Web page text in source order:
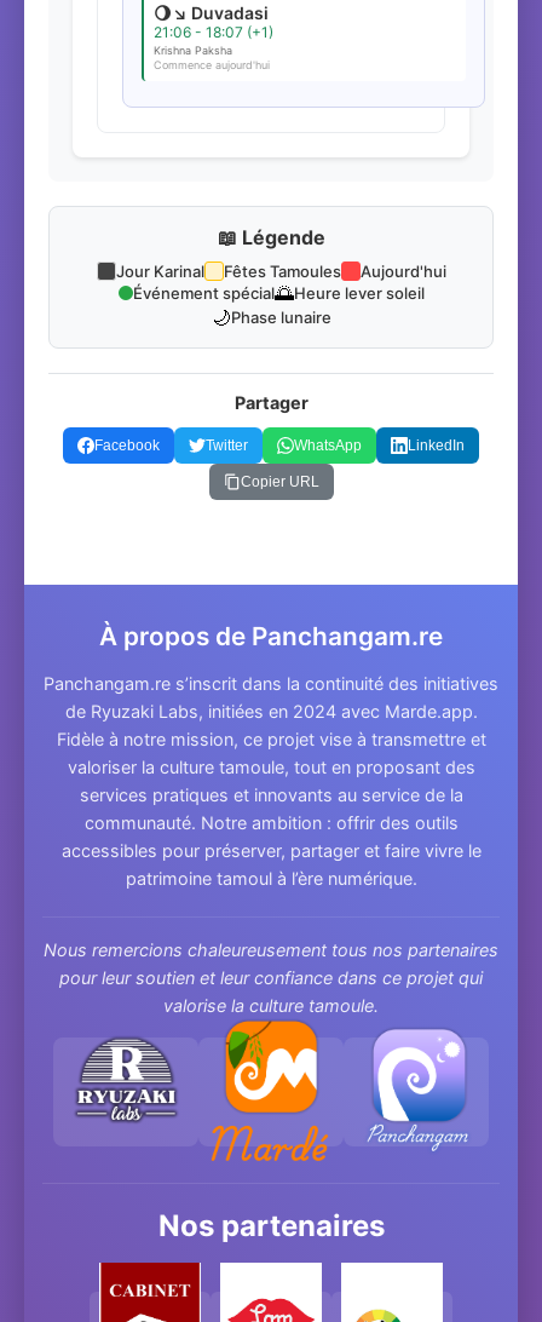
🌖↘️ Duvadasi
21:06 - 18:07 (+1)
Krishna Paksha
Commence aujourd'hui
📖 Légende
Jour Karinal Fêtes Tamoules
Aujourd'hui
Événement spécial🌅Heure lever soleil
🌙Phase lunaire
Partager
Facebook Twitter WhatsApp LinkedIn
Copier URL
À propos de Panchangam.re
Panchangam.re s’inscrit dans la continuité des initiatives
de Ryuzaki Labs, initiées en 2024 avec Marde.app.
Fidèle à notre mission, ce projet vise à transmettre et
valoriser la culture tamoule, tout en proposant des
services pratiques et innovants au service de la
communauté. Notre ambition : offrir des outils
accessibles pour préserver, partager et faire vivre le
patrimoine tamoul à l’ère numérique.
Nous remercions chaleureusement tous nos partenaires
pour leur soutien et leur confiance dans ce projet qui
valorise la culture tamoule.
Nos partenaires